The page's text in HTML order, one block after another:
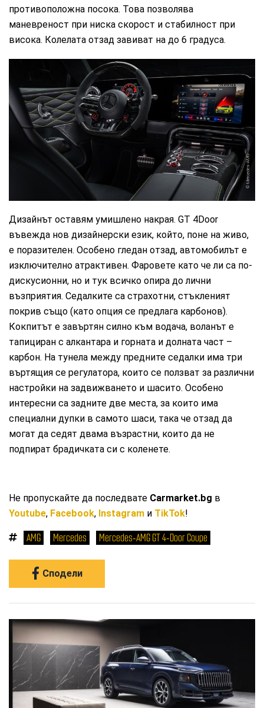
противоположна посока. Това позволява
маневреност при ниска скорост и стабилност при
висока. Колелата отзад завиват на до 6 градуса.
Mercedes-AMG
Дизайнът оставям умишлено накрая. GT 4Door
въвежда нов дизайнерски език, който, поне на живо,
е поразителен. Особено гледан отзад, автомобилът е
изключително атрактивен. Фаровете като че ли са по-
дискусионни, но и тук всичко опира до лични
възприятия. Седалките са страхотни, стъкленият
покрив също (като опция се предлага карбонов).
Кокпитът е завъртян силно към водача, воланът е
тапициран с алкантара и горната и долната част –
карбон. На тунела между предните седалки има три
въртящия се регулатора, които се ползват за различни
настройки на задвижването и шасито. Особено
интересни са задните две места, за които има
специални дупки в самото шаси, така че отзад да
могат да седят двама възрастни, които да не
подпират брадичката си с коленете.
Не пропускайте да последвате Carmarket.bg в
Youtube, Facebook, Instagram и TikTok!
AMG Mercedes Mercedes‑AMG GT 4‑Door Coupе
Сподели